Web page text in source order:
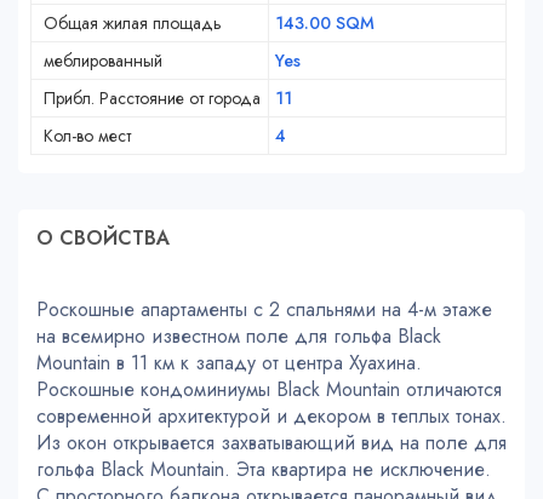
Общая жилая площадь
143.00 SQM
меблированный
Yes
Прибл. Расстояние от города
11
Кол-во мест
4
О СВОЙСТВA
Роскошные апартаменты с 2 спальнями на 4-м этаже
на всемирно известном поле для гольфа Black
Mountain в 11 км к западу от центра Хуахина.
Роскошные кондоминиумы Black Mountain отличаются
современной архитектурой и декором в теплых тонах.
Из окон открывается захватывающий вид на поле для
гольфа Black Mountain. Эта квартира не исключение.